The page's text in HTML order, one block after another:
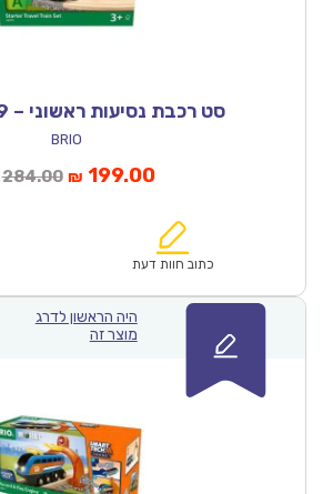
סט רכבת נסיעות ראשוני – 36079 בריו
BRIO
284.00המחיר
₪284.00.
₪ 199.00המחיר
הוא:
כתוב חוות דעת
היה הראשון לדרג
מוצר זה